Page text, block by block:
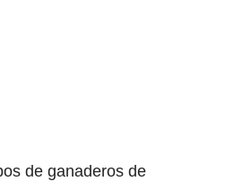
de ganaderos de